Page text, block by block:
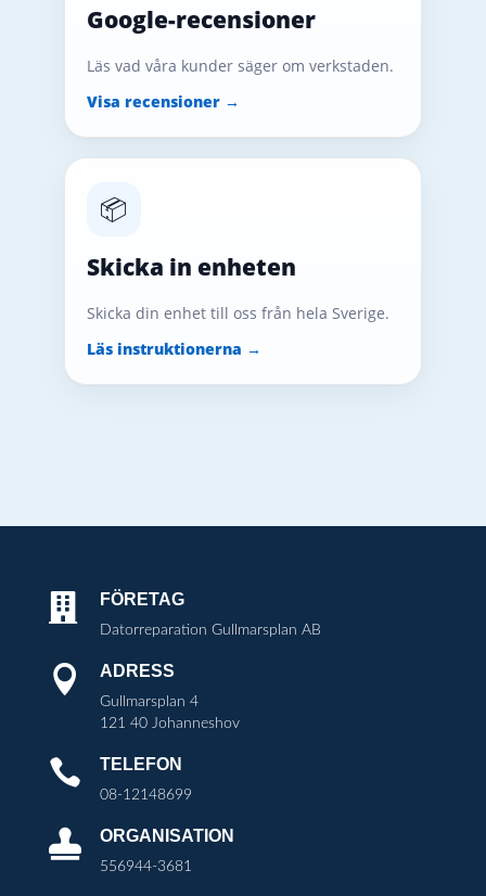
Google-recensioner
Läs vad våra kunder säger om verkstaden.
Visa recensioner →
📦
Skicka in enheten
Skicka din enhet till oss från hela Sverige.
Läs instruktionerna →
 FÖRETAG
Datorreparation Gullmarsplan AB
 ADRESS
Gullmarsplan 4
121 40 Johanneshov
 TELEFON
08-12148699
 ORGANISATION
556944-3681